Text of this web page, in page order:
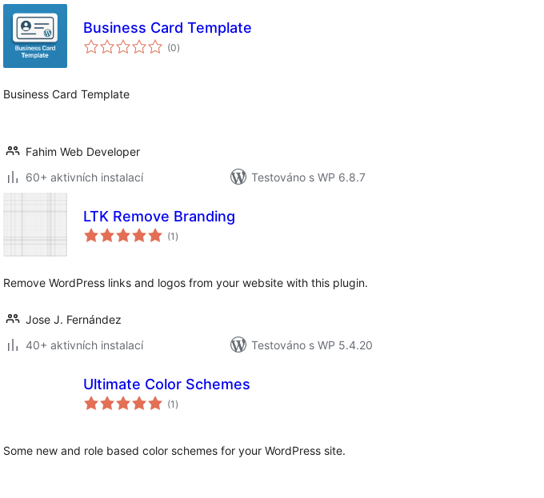
Business Card Template
(0celkové
hodnocení
)
Business Card Template
Fahim Web Developer
60+ aktivních instalací
Testováno s WP 6.8.7
LTK Remove Branding
(1 celkové
hodnocení
)
Remove WordPress links and logos from your website with this plugin.
Jose J. Fernández
40+ aktivních instalací
Testováno s WP 5.4.20
Ultimate Color Schemes
(1 celkové
hodnocení
)
Some new and role based color schemes for your WordPress site.